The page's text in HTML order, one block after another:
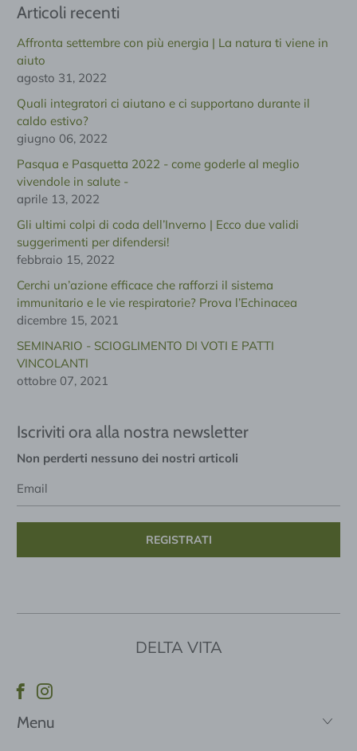
Articoli recenti
Affronta settembre con più energia | La natura ti viene in
aiuto
agosto 31, 2022
Quali integratori ci aiutano e ci supportano durante il
caldo estivo?
giugno 06, 2022
Pasqua e Pasquetta 2022 - come goderle al meglio
vivendole in salute -
aprile 13, 2022
Gli ultimi colpi di coda dell’Inverno | Ecco due validi
suggerimenti per difendersi!
febbraio 15, 2022
Cerchi un’azione efficace che rafforzi il sistema
immunitario e le vie respiratorie? Prova l’Echinacea
dicembre 15, 2021
SEMINARIO - SCIOGLIMENTO DI VOTI E PATTI
VINCOLANTI
ottobre 07, 2021
Iscriviti ora alla nostra newsletter
Non perderti nessuno dei nostri articoli
DELTA VITA
Menu